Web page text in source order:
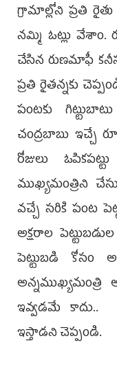
గ్రామాల్లోని ప్రతి రైతు
నమ్మి ఓట్లు
చేసిన రుణమాఫీ
ప్రతి రైతన్నకు
పంటకు
చంద్రబాబు ఇచ్చే
రోజులు
ముఖ్యమంత్రిని
వచ్చే సరికి పంట
అక్షరాల
పెట్టుబడి కోసం
ఇవ్వడమే కాదు..
ఇస్తాడని చెప్పండి.